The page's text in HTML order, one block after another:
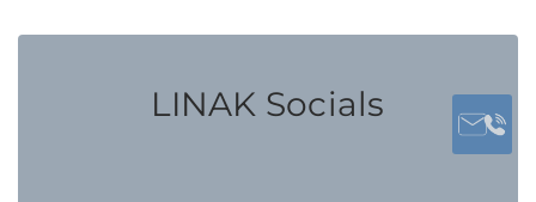
LINAK Socials